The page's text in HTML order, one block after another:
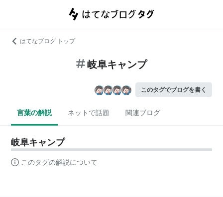
はてなブログ トップ
岐阜キャンプ
このタグでブログを書く
言葉の解説 ネットで話題 関連ブログ
岐阜キャンプ
このタグの解説について